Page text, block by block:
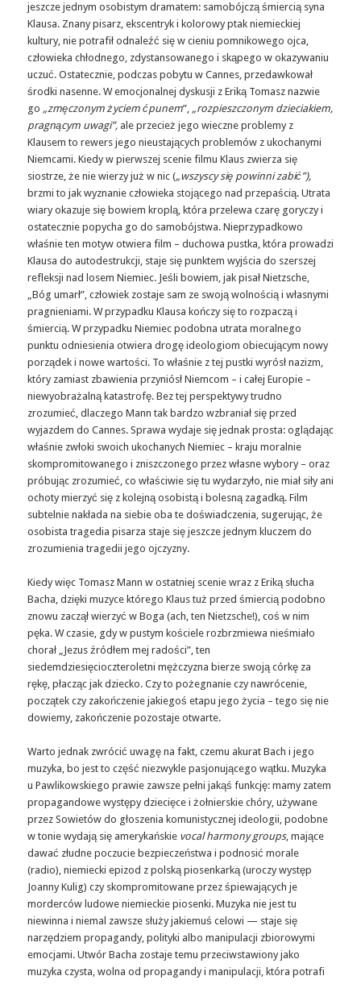
jeszcze jednym osobistym dramatem: samobójczą śmiercią syna
Klausa. Znany pisarz, ekscentryk i kolorowy ptak niemieckiej
kultury, nie potrafił odnaleźć się w cieniu pomnikowego ojca,
człowieka chłodnego, zdystansowanego i skąpego w okazywaniu
uczuć. Ostatecznie, podczas pobytu w Cannes, przedawkował
środki nasenne. W emocjonalnej dyskusji z Eriką Tomasz nazwie
go „zmęczonym życiem ćpunem”, „rozpieszczonym dzieciakiem,
pragnącym uwagi”,ale przecież jego wieczne problemy z
Klausem to rewers jego nieustających problemów z ukochanymi
Niemcami. Kiedy w pierwszej scenie filmu Klaus zwierza się
siostrze, że nie wierzy już w nic („wszyscy się powinni zabić”),
brzmi to jak wyznanie człowieka stojącego nad przepaścią. Utrata
wiary okazuje się bowiem kroplą, która przelewa czarę goryczy i
ostatecznie popycha go do samobójstwa. Nieprzypadkowo
właśnie ten motyw otwiera film – duchowa pustka, która prowadzi
Klausa do autodestrukcji, staje się punktem wyjścia do szerszej
refleksji nad losem Niemiec. Jeśli bowiem, jak pisał Nietzsche,
„Bóg umarł”, człowiek zostaje sam ze swoją wolnością i własnymi
pragnieniami. W przypadku Klausa kończy się to rozpaczą i
śmiercią. W przypadku Niemiec podobna utrata moralnego
punktu odniesienia otwiera drogę ideologiom obiecującym nowy
porządek i nowe wartości. To właśnie z tej pustki wyrósł nazizm,
który zamiast zbawienia przyniósł Niemcom – i całej Europie –
niewyobrażalną katastrofę. Bez tej perspektywy trudno
zrozumieć, dlaczego Mann tak bardzo wzbraniał się przed
wyjazdem do Cannes. Sprawa wydaje się jednak prosta: oglądając
właśnie zwłoki swoich ukochanych Niemiec – kraju moralnie
skompromitowanego i zniszczonego przez własne wybory – oraz
próbując zrozumieć, co właściwie się tu wydarzyło, nie miał siły ani
ochoty mierzyć się z kolejną osobistą i bolesną zagadką. Film
subtelnie nakłada na siebie oba te doświadczenia, sugerując, że
osobista tragedia pisarza staje się jeszcze jednym kluczem do
zrozumienia tragedii jego ojczyzny.
Kiedy więc Tomasz Mann w ostatniej scenie wraz z Eriką słucha
Bacha, dzięki muzyce którego Klaus tuż przed śmiercią podobno
znowu zaczął wierzyć w Boga (ach, ten Nietzsche!), coś w nim
pęka. W czasie, gdy w pustym kościele rozbrzmiewa nieśmiało
chorał „Jezus źródłem mej radości”, ten
siedemdziesięcioczteroletni mężczyzna bierze swoją córkę za
rękę, płacząc jak dziecko. Czy to pożegnanie czy nawrócenie,
początek czy zakończenie jakiegoś etapu jego życia – tego się nie
dowiemy, zakończenie pozostaje otwarte.
Warto jednak zwrócić uwagę na fakt, czemu akurat Bach i jego
muzyka, bo jest to część niezwykle pasjonującego wątku. Muzyka
u Pawlikowskiego prawie zawsze pełni jakąś funkcję: mamy zatem
propagandowe występy dziecięce i żołnierskie chóry, używane
przez Sowietów do głoszenia komunistycznej ideologii, podobne
w tonie wydają się amerykańskie vocal harmony groups, mające
dawać złudne poczucie bezpieczeństwa i podnosić morale
(radio), niemiecki epizod z polską piosenkarką (uroczy występ
Joanny Kulig) czy skompromitowane przez śpiewających je
morderców ludowe niemieckie piosenki. Muzyka nie jest tu
niewinna i niemal zawsze służy jakiemuś celowi — staje się
narzędziem propagandy, polityki albo manipulacji zbiorowymi
emocjami. Utwór Bacha zostaje temu przeciwstawiony jako
muzyka czysta, wolna od propagandy i manipulacji, która potrafi